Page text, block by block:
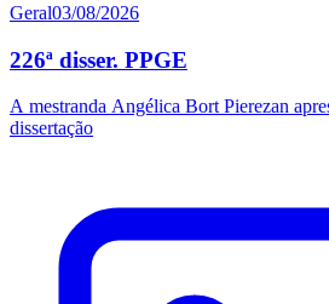
Geral03/08/2026
226ª disser. PPGE
A mestranda Angélica Bort Pierezan
dissertação